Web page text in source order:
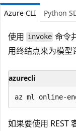
Azure CLI Python
使用 invoke 命令
用终结点来为模型
azurecli
如果要使用 REST